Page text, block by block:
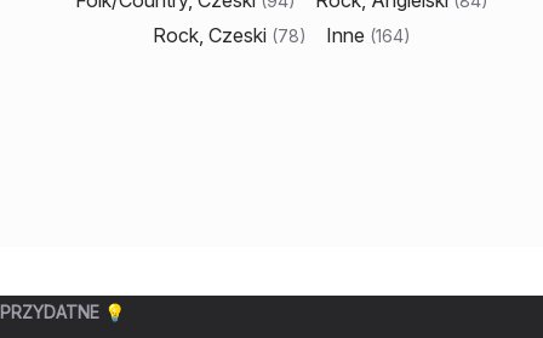
Rock, Czeski (78) Inne (164)
PRZYDATNE 💡